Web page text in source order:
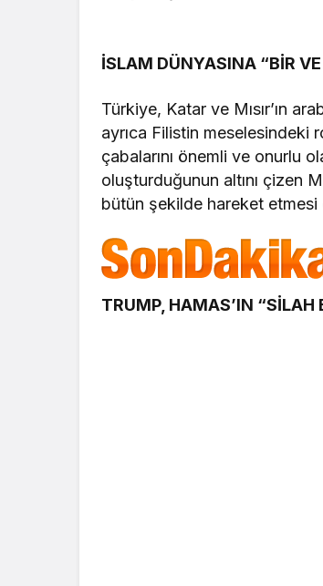
İSLAM DÜNYASINA “BİR
Türkiye, Katar ve Mısır’ın
ayrıca Filistin meselesindeki
çabalarını önemli ve onurlu
oluşturduğunun altını çizen
bütün şekilde hareket
TRUMP, HAMAS’IN